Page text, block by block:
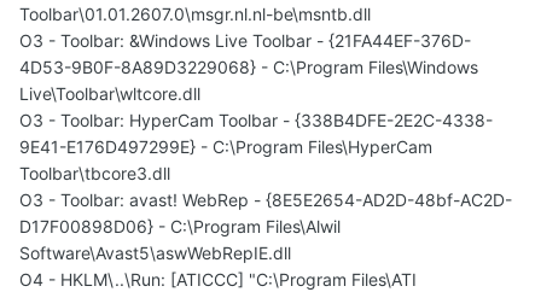
Toolbar\01.01.2607.0\msgr.nl.nl-be\msntb.dll
O3 - Toolbar: &Windows Live Toolbar - {21FA44EF-376D-
4D53-9B0F-8A89D3229068} - C:\Program Files\Windows
Live\Toolbar\wltcore.dll
O3 - Toolbar: HyperCam Toolbar - {338B4DFE-2E2C-4338-
9E41-E176D497299E} - C:\Program Files\HyperCam
Toolbar\tbcore3.dll
O3 - Toolbar: avast! WebRep - {8E5E2654-AD2D-48bf-AC2D-
D17F00898D06} - C:\Program Files\Alwil
Software\Avast5\aswWebRepIE.dll
O4 - HKLM\..\Run: [ATICCC] "C:\Program Files\ATI